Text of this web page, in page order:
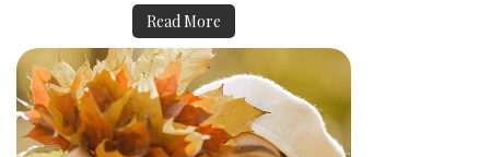
Read More